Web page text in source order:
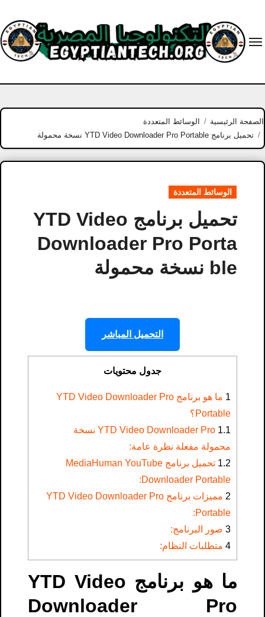
content
الصفحة الرئيسية
الوسائط المتعددة
تحميل برنامج YTD Video Downloader Pro Portable نسخة محمولة
الوسائط المتعددة
تحميل برنامج YTD Video
Downloader Pro Porta
ble نسخة محمولة
التحميل المباشر
جدول محتويات
1
ما هو برنامج YTD Video Downloader Pro
Portable؟
1.1
YTD Video Downloader Pro نسخة
محمولة مفعلة نظرة عامة:
1.2
تحميل برنامج MediaHuman YouTube
Downloader Portable:
2
مميزات برنامج YTD Video Downloader Pro
Portable:
3 صور البرنامج:
4 متطلبات النظام:
ما هو برنامج YTD Video
Downloader Pro